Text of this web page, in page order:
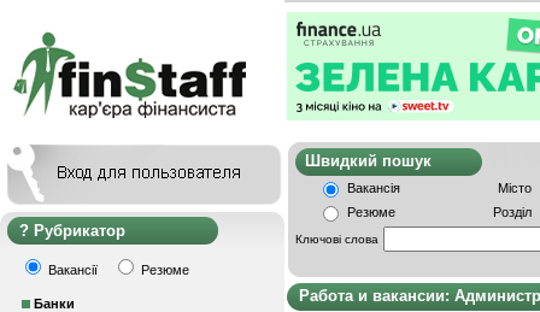
Рубрикатор
Вакансії Резюме
Банки
Швидкий
Вакансія
Місто
Резюме
Розділ
Ключові слова
Работа и вакансии: